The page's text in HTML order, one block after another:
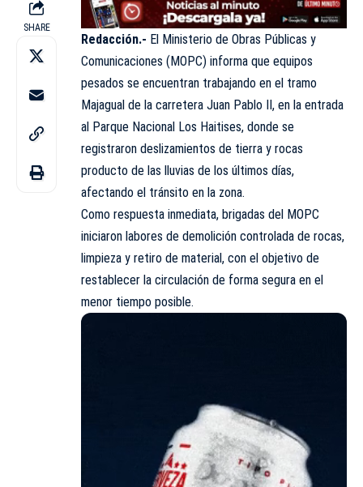
SHARE
Redacción.- El Ministerio de Obras Públicas y
Comunicaciones (MOPC) informa que equipos
pesados se encuentran trabajando en el tramo
Majagual de la carretera Juan Pablo II, en la entrada
al Parque Nacional Los Haitises, donde se
registraron deslizamientos de tierra y rocas
producto de las lluvias de los últimos días,
afectando el tránsito en la zona.
Como respuesta inmediata, brigadas del MOPC
iniciaron labores de demolición controlada de rocas,
limpieza y retiro de material, con el objetivo de
restablecer la circulación de forma segura en el
menor tiempo posible.